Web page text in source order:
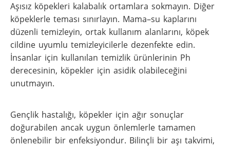
Aşısız köpekleri kalabalık ortamlara sokmayın. Diğer
köpeklerle teması sınırlayın. Mama–su kaplarını
düzenli temizleyin, ortak kullanım alanlarını, köpek
cildine uyumlu temizleyicilerle dezenfekte edin.
İnsanlar için kullanılan temizlik ürünlerinin Ph
derecesinin, köpekler için asidik olabileceğini
unutmayın.
Gençlik hastalığı, köpekler için ağır sonuçlar
doğurabilen ancak uygun önlemlerle tamamen
önlenebilir bir enfeksiyondur. Bilinçli bir aşı takvimi,